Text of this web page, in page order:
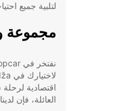
لتلبية جميع
مجموعة
اقتصادية
العائلة، فإن